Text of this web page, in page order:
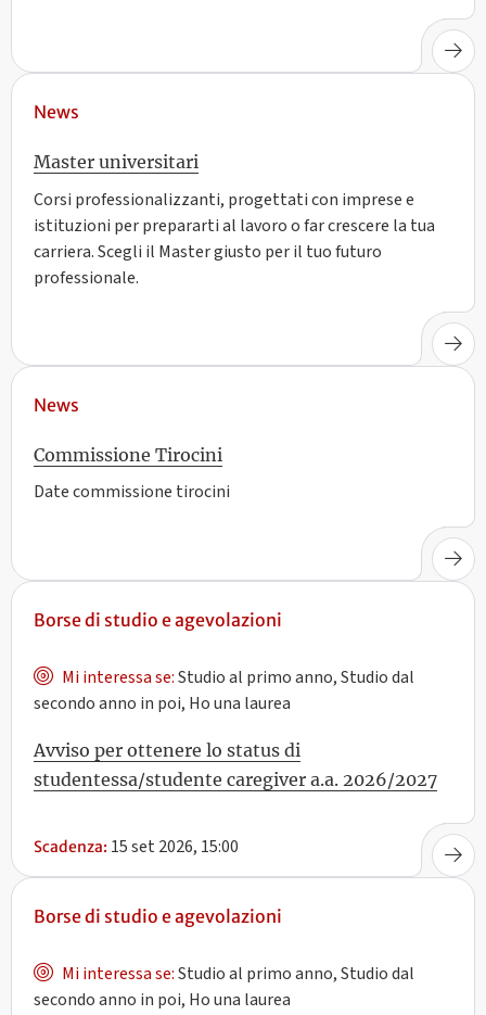
News
Master universitari
Corsi professionalizzanti, progettati con imprese e
istituzioni per prepararti al lavoro o far crescere la tua
carriera. Scegli il Master giusto per il tuo futuro
professionale.
News
Commissione Tirocini
Date commissione tirocini
Borse di studio e agevolazioni
Mi interessa se:Studio al primo anno, Studio dal
secondo anno in poi, Ho una laurea
Avviso per ottenere lo status di
studentessa/studente caregiver a.a. 2026/2027
Scadenza: 15 set 2026, 15:00
Borse di studio e agevolazioni
Mi interessa se:Studio al primo anno, Studio dal
secondo anno in poi, Ho una laurea